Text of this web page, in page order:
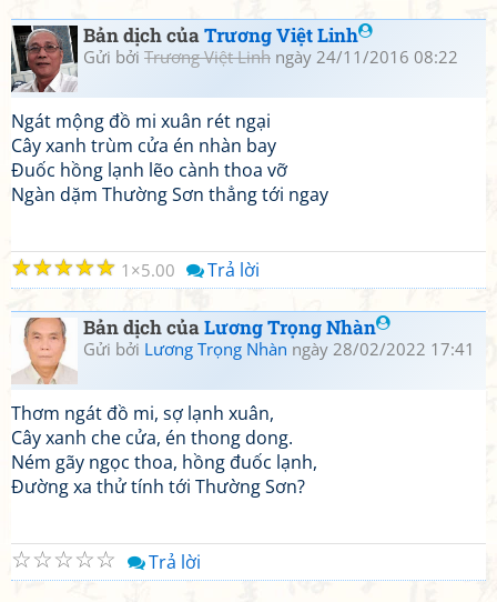
Bản dịch củaTrương Việt Linh
Gửi bởi Trương Việt Linh ngày 24/11/2016 08:22
Ngát mộng đồ mi xuân rét ngại
Cây xanh trùm cửa én nhàn bay
Đuốc hồng lạnh lẽo cành thoa vỡ
Ngàn dặm Thường Sơn thẳng tới ngay
☆
☆
☆
☆
☆ 1 5.00 Trả lời
Bản dịch củaLương Trọng Nhàn
Gửi bởi Lương Trọng Nhàn ngày 28/02/2022 17:41
Thơm ngát đồ mi, sợ lạnh xuân,
Cây xanh che cửa, én thong dong.
Ném gãy ngọc thoa, hồng đuốc lạnh,
Đường xa thử tính tới Thường Sơn?
☆
☆
☆
☆
☆ Trả lời